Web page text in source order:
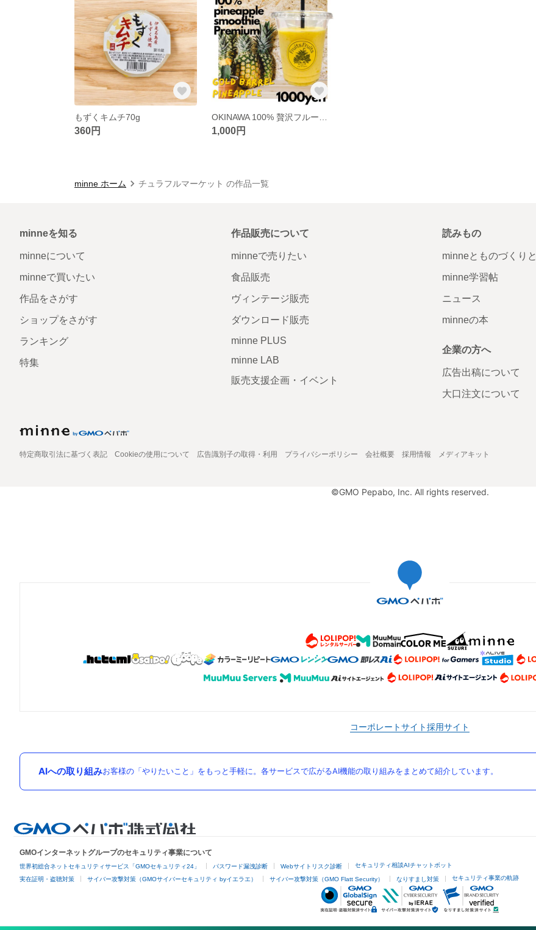
もずくキムチ70g
360円 1,000円
minne ホーム チュラフルマーケット の作品一覧
minneを知る
minneについて
minneで買いたい
作品をさがす
ショップをさがす
ランキング
特集
作品販売について
minneで売りたい
食品販売
ヴィンテージ販売
ダウンロード販売
minne PLUS
minne LAB
販売支援企画・イベント
読みもの
minneとものづくりと
minne学習帖
ニュース
minneの本
企業の方へ
広告出稿について
大口注文について
特定商取引法に基づく表記 Cookieの使用について 広告識別子の取得・利用 プライバシーポリシー 会社概要 採用情報 メディアキット
©GMO Pepabo, Inc. All rights reserved.
コーポレートサイト採用サイト
AIへの取り組みお客様の「やりたいこと」をもっと手軽に。各サービスで広がるAI機能の取り組みをまとめて紹介しています。
GMOインターネットグループのセキュリティ事業について
世界初総合ネットセキュリティサービス「GMOセキュリティ24」 パスワード漏洩診断 Webサイトリスク診断 セキュリティ相談AIチャットボット
実在証明・盗聴対策 サイバー攻撃対策（GMOサイバーセキュリティ byイエラエ） サイバー攻撃対策（GMO Flatt Security） なりすまし対策 セキュリティ事業の軌跡